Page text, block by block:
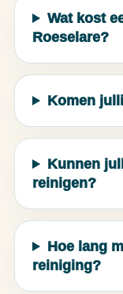
Wat kost
Roeselare?
Komen
Kunnen
reinigen?
Hoe lang
reiniging?